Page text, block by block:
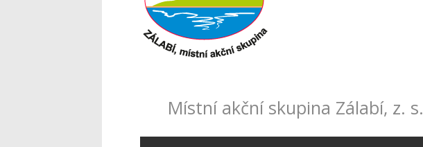
Místní akční skupina Zálabí, z. s.